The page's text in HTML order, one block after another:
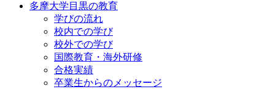
多摩大学目黒の教育
学びの流れ
校内での学び
校外での学び
国際教育・海外研修
合格実績
卒業生からのメッセージ